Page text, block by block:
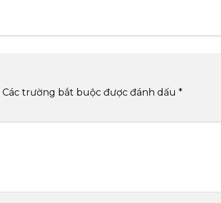
Các trường bắt buộc được đánh dấu *